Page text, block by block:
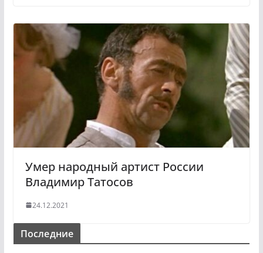
Умер народный артист России
Владимир Татосов
24.12.2021
Последние